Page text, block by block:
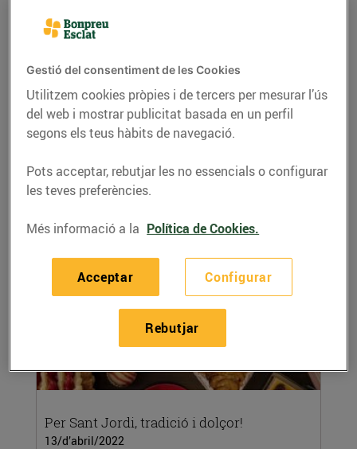
Mandonguilles amb cigrons i espinacs
27/d’abril/2022
Ingredients per a 4 persones: 500 gr de carn
picada de porc 1 dent d’all picat 4
branquetes...
LLEGIR MÉS
Per Sant Jordi, tradició i dolçor!
13/d’abril/2022
Gestió del consentiment de les Cookies
Utilitzem cookies pròpies i de tercers per mesurar l’ús
del web i mostrar publicitat basada en un perfil
segons els teus hàbits de navegació.
Pots acceptar, rebutjar les no essencials o configurar
les teves preferències.
Més informació a la Política de Cookies.
Configurar
Rebutjar
Acceptar